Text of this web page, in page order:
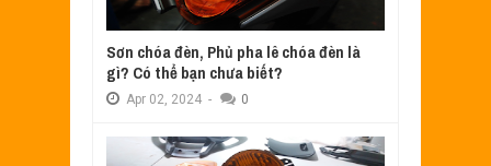
Sơn chóa đèn, Phủ pha lê chóa đèn là
gì? Có thể bạn chưa biết?
Apr 02, 2024 - 0